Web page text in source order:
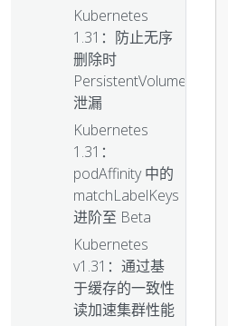
Kubernetes
1.31：防止无序
删除时
PersistentVolume
泄漏
Kubernetes
1.31：
podAffinity 中的
matchLabelKeys
进阶至 Beta
Kubernetes
v1.31：通过基
于缓存的一致性
读加速集群性能